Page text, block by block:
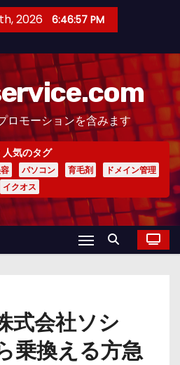
2026 6:46:59 PM
ロモーションを含みます
人気のタグ
パソコン 育毛剤
ドメイン管理
イクオス
式会社ソシ
乗換える方急